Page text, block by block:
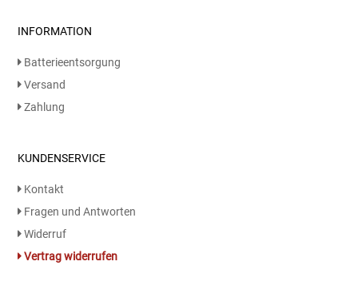
INFORMATION
Batterieentsorgung
Versand
Zahlung
KUNDENSERVICE
Kontakt
Fragen und Antworten
Widerruf
Vertrag widerrufen